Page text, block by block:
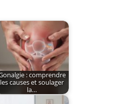
: comprendre
les causes et soulager
la…